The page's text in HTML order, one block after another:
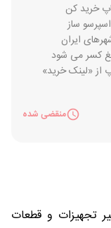
خرید کن
ساز
ایران
از «لینک خرید»
منقضی شده
تجهیزات و قطعات